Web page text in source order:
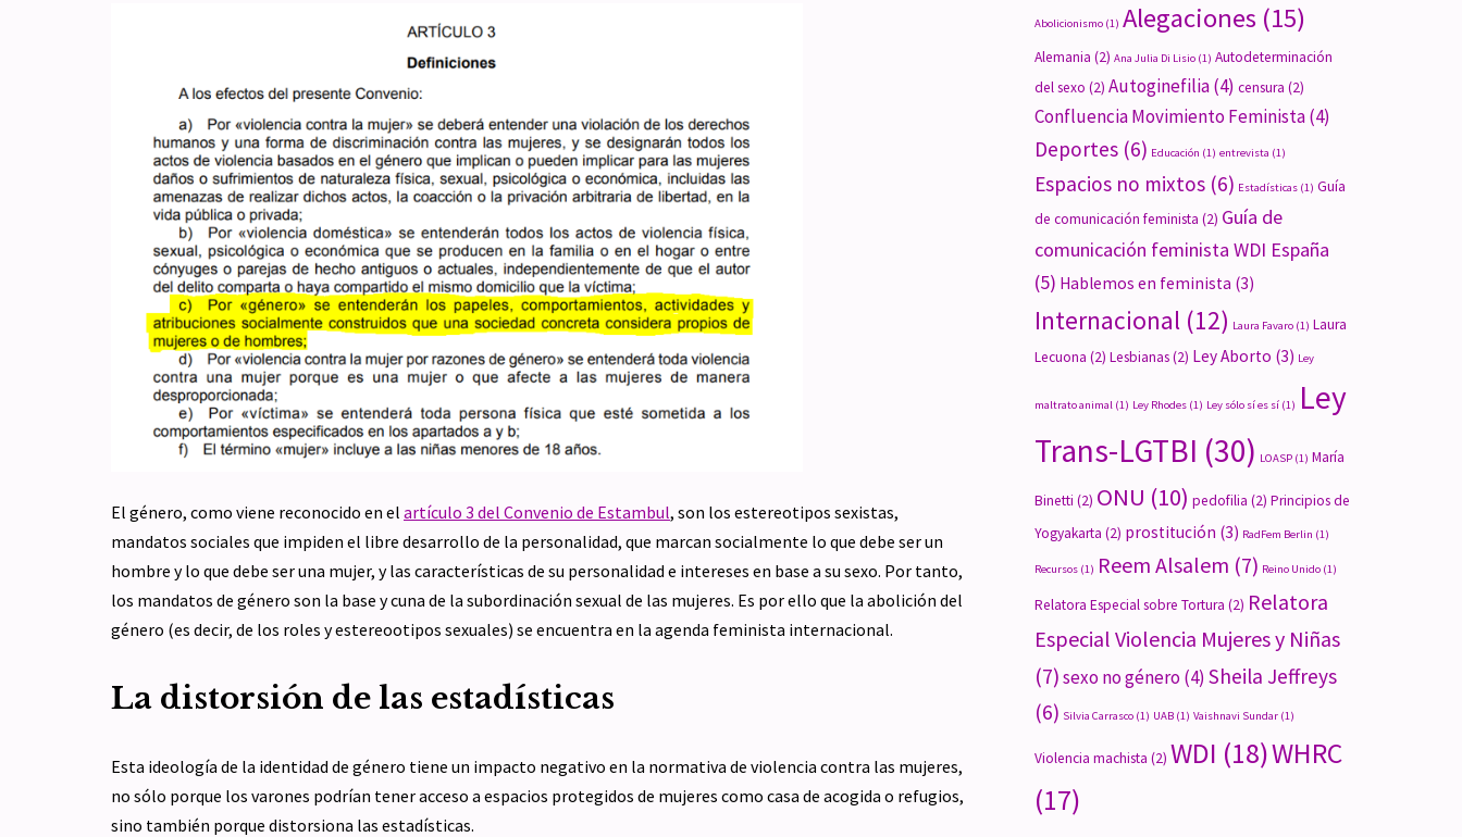
El género, como viene reconocido en el artículo 3 del Convenio de Estambul, son los estereotipos sexistas,
mandatos sociales que impiden el libre desarrollo de la personalidad, que marcan socialmente lo que debe ser un
hombre y lo que debe ser una mujer, y las características de su personalidad e intereses en base a su sexo. Por tanto,
los mandatos de género son la base y cuna de la subordinación sexual de las mujeres. Es por ello que la abolición del
género (es decir, de los roles y estereootipos sexuales) se encuentra en la agenda feminista internacional.
La distorsión de las estadísticas
Esta ideología de la identidad de género tiene un impacto negativo en la normativa de violencia contra las mujeres,
no sólo porque los varones podrían tener acceso a espacios protegidos de mujeres como casa de acogida o refugios,
sino también porque distorsiona las estadísticas.
Abolicionismo (1) Alegaciones (15)
Alemania (2) Ana Julia Di Lisio (1) Autodeterminación
del sexo (2) Autoginefilia(4) censura (2)
Confluencia Movimiento Feminista(4)
Deportes (6) Educación (1) entrevista (1)
Espacios no mixtos (6) Estadísticas (1) Guía
de comunicación feminista (2) Guía de
comunicación feminista WDI España
(5) Hablemos en feminista (3)
Internacional (12) Laura Favaro (1) Laura
Lecuona (2) Lesbianas(2) Ley Aborto (3) Ley
maltrato animal (1) Ley Rhodes (1) Ley sólo sí es sí (1) Ley
Trans-LGTBI (30) LOASP (1) María
Binetti (2) ONU (10) pedofilia (2) Principios de
Yogyakarta (2) prostitución (3) RadFem Berlin (1)
Recursos (1) Reem Alsalem (7) Reino Unido (1)
Relatora Especial sobre Tortura (2) Relatora
Especial Violencia Mujeres y Niñas
(7)sexo no género(4) Sheila Jeffreys
(6) Silvia Carrasco (1) UAB (1) Vaishnavi Sundar (1)
Violencia machista (2) WDI (18)WHRC
(17)